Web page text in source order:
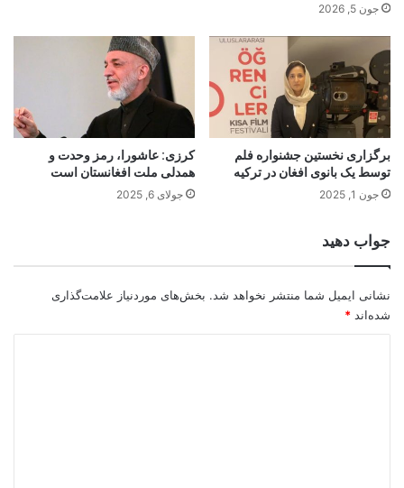
جون 5, 2026
برگزاری نخستین جشنواره فلم
توسط یک بانوی افغان در ترکیه
جون 1, 2025
کرزی: عاشورا، رمز وحدت و
همدلی ملت افغانستان است
جولای 6, 2025
جواب دهید
نشانی ایمیل شما منتشر نخواهد شد. بخش‌های موردنیاز علامت‌گذاری
شده‌اند *